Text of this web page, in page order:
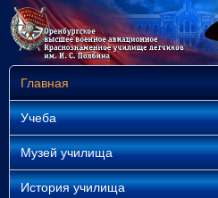
Главная
Учеба
Музей училища
История училища